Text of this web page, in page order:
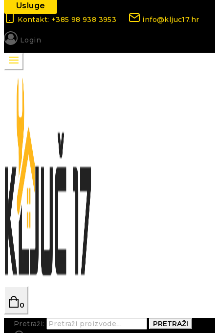
Usluge
Kontakt: +385 98 938 3953 info@kljuc17.hr
Login
0
Pretraži: PRETRAŽI